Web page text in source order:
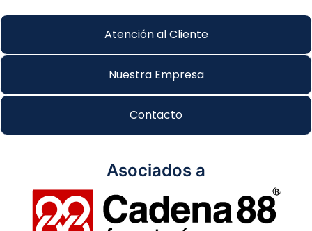
Atención al Cliente
Nuestra Empresa
Contacto
Asociados a